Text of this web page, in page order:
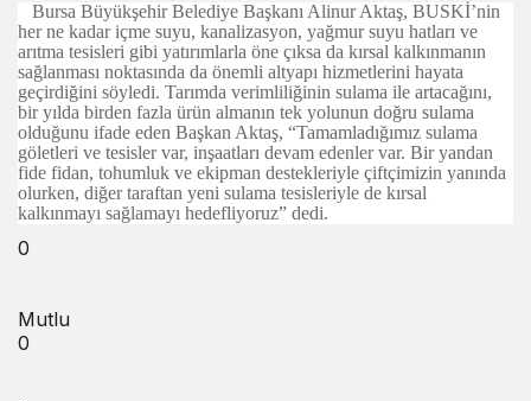
Bursa Büyükşehir Belediye Başkanı Alinur Aktaş, BUSKİ’nin
her ne kadar içme suyu, kanalizasyon, yağmur suyu hatları ve
arıtma tesisleri gibi yatırımlarla öne çıksa da kırsal kalkınmanın
sağlanması noktasında da önemli altyapı hizmetlerini hayata
geçirdiğini söyledi. Tarımda verimliliğinin sulama ile artacağını,
bir yılda birden fazla ürün almanın tek yolunun doğru sulama
olduğunu ifade eden Başkan Aktaş, “Tamamladığımız sulama
göletleri ve tesisler var, inşaatları devam edenler var. Bir yandan
fide fidan, tohumluk ve ekipman destekleriyle çiftçimizin yanında
olurken, diğer taraftan yeni sulama tesisleriyle de kırsal
kalkınmayı sağlamayı hedefliyoruz” dedi.
0
Mutlu
0